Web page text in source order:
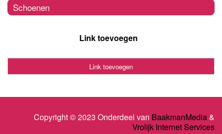
Schoenen
Link toevoegen
Link toevoegen
Copyright © 2023 Onderdeel van BaakmanMedia&
Vrolijk Internet Services